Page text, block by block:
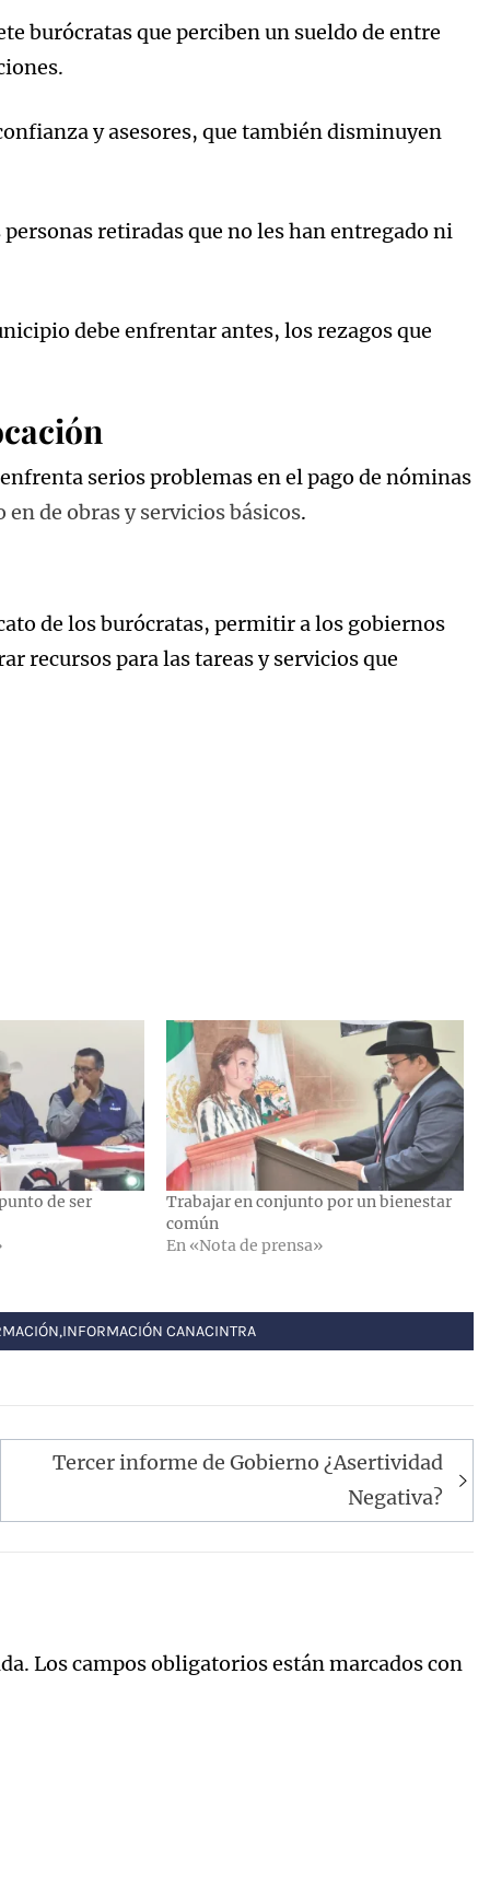
burócratas que perciben un sueldo de entre
y asesores, que también disminuyen
retiradas que no les han entregado ni
debe enfrentar antes, los rezagos que
serios problemas en el pago de nóminas
en de obras y servicios básicos.
de los burócratas, permitir a los gobiernos
recursos para las tareas y servicios que
de ser
Trabajar en conjunto por un bienestar
común
En «Nota de prensa»
,INFORMACIÓN CANACINTRA
Tercer informe de Gobierno ¿Asertividad
Negativa?
Los campos obligatorios están marcados con